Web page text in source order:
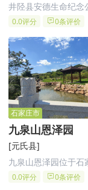
井陉县安德生命纪念
于石家庄安德公墓管
地面积56921.5平方
河北省石家庄市井陉
态、祭祀、文化、祈
功能为一体的生命纪
0.0评分 0条评价
石家庄市
九泉山恩泽园
[元氏县]
九泉山恩泽园位于石
氏县境内九泉山，紧
0.0评分 0条评价